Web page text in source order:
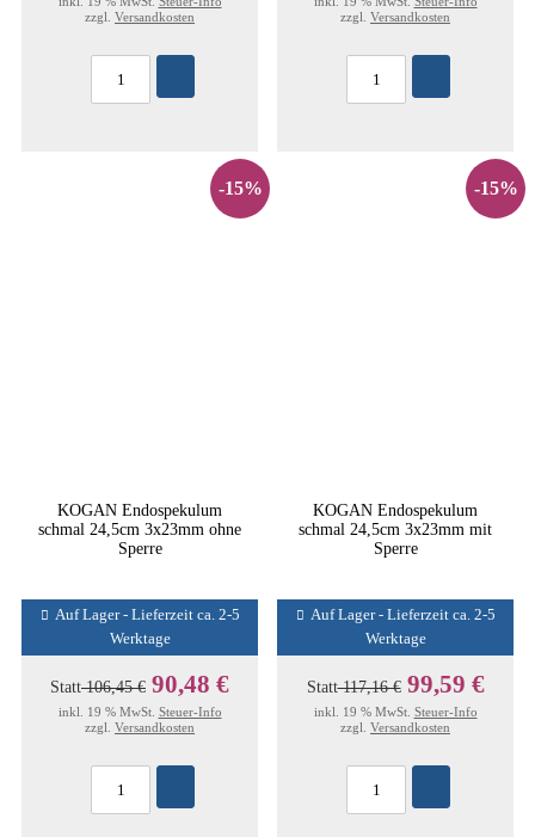
zzgl. Versandkosten
zzgl. Versandkosten
-15%
KOGAN Endospekulum
schmal 24,5cm 3x23mm ohne
Sperre
Auf Lager - Lieferzeit ca. 2-5
Werktage
Statt106,45 € 90,48 €
inkl. 19 % MwSt. Steuer-Info
zzgl. Versandkosten
-15%
KOGAN Endospekulum
schmal 24,5cm 3x23mm mit
Sperre
Auf Lager - Lieferzeit ca. 2-5
Werktage
Statt117,16 € 99,59 €
inkl. 19 % MwSt. Steuer-Info
zzgl. Versandkosten